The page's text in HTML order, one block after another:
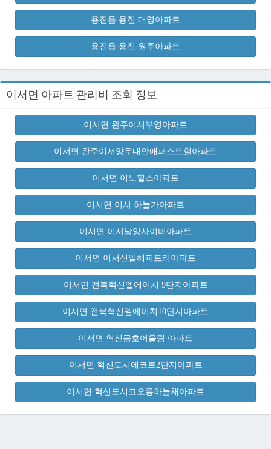
용진읍 용진 대영아파트
용진읍 용진 원주아파트
이서면 아파트 관리비 조회 정보
이서면 완주이서부영아파트
이서면 완주이서양우내안애퍼스트힐아파트
이서면 이노힐스아파트
이서면 이서 하늘가아파트
이서면 이서남양사이버아파트
이서면 이서신일해피트리아파트
이서면 전북혁신엘에이치 9단지아파트
이서면 전북혁신엘에이치10단지아파트
이서면 혁신금호어울림 아파트
이서면 혁신도시에코르2단지아파트
이서면 혁신도시코오롱하늘채아파트